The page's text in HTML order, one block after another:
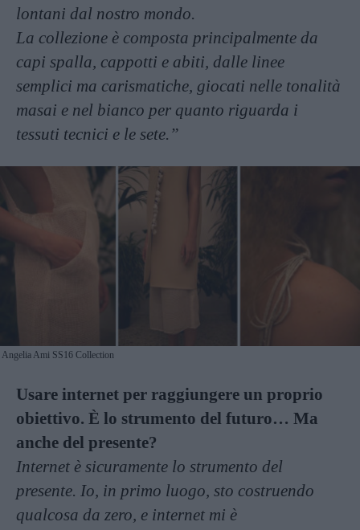
lontani dal nostro mondo.
La collezione è composta principalmente da
capi spalla, cappotti e abiti, dalle linee
semplici ma carismatiche, giocati nelle tonalità
masai e nel bianco per quanto riguarda i
tessuti tecnici e le sete.”
Angelia Ami SS16 Collection
Usare internet per raggiungere un proprio
obiettivo. È lo strumento del futuro… Ma
anche del presente?
Internet è sicuramente lo strumento del
presente. Io, in primo luogo, sto costruendo
qualcosa da zero, e internet mi è